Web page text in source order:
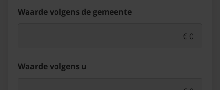
Waarde volgens de gemeente
Waarde volgens u